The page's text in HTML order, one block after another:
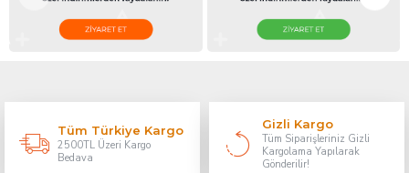
Tüm Türkiye Kargo
2500TL Üzeri Kargo
Bedava
Gizli Kargo
Tüm Siparişleriniz Gizli
Kargolama Yapılarak
Gönderilir!